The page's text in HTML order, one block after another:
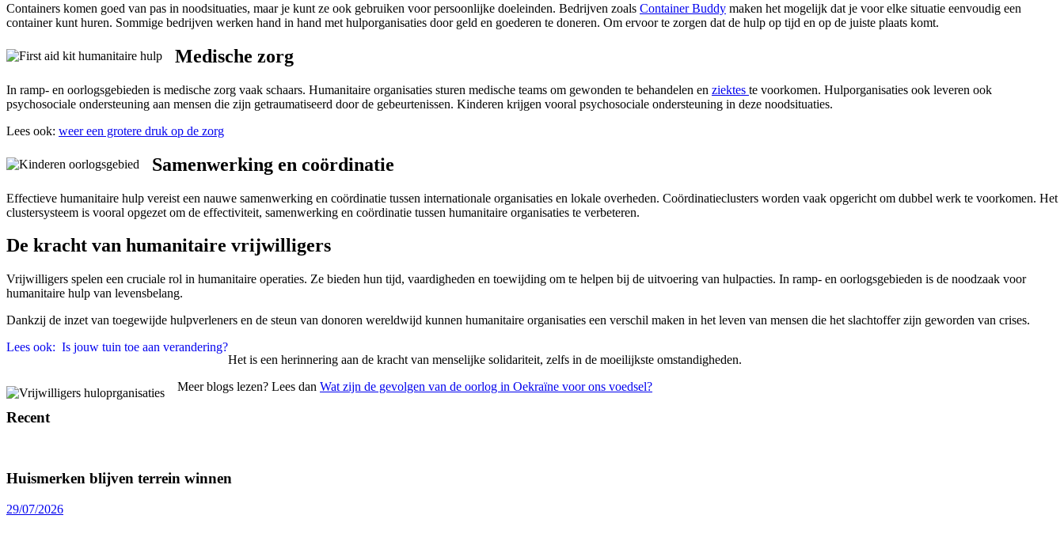
Containers komen goed van pas in noodsituaties, maar je kunt ze ook gebruiken voor persoonlijke doeleinden. Bedrijven zoals Container Buddy maken het mogelijk dat je voor elke situatie eenvoudig een
container kunt huren. Sommige bedrijven werken hand in hand met hulporganisaties door geld en goederen te doneren. Om ervoor te zorgen dat de hulp op tijd en op de juiste plaats komt.
Medische zorg
In ramp- en oorlogsgebieden is medische zorg vaak schaars. Humanitaire organisaties sturen medische teams om gewonden te behandelen en ziektes te voorkomen. Hulporganisaties ook leveren ook
psychosociale ondersteuning aan mensen die zijn getraumatiseerd door de gebeurtenissen. Kinderen krijgen vooral psychosociale ondersteuning in deze noodsituaties.
Lees ook: weer een grotere druk op de zorg
Samenwerking en coördinatie
Effectieve humanitaire hulp vereist een nauwe samenwerking en coördinatie tussen internationale organisaties en lokale overheden. Coördinatieclusters worden vaak opgericht om dubbel werk te voorkomen. Het
clustersysteem is vooral opgezet om de effectiviteit, samenwerking en coördinatie tussen humanitaire organisaties te verbeteren.
De kracht van humanitaire vrijwilligers
Vrijwilligers spelen een cruciale rol in humanitaire operaties. Ze bieden hun tijd, vaardigheden en toewijding om te helpen bij de uitvoering van hulpacties. In ramp- en oorlogsgebieden is de noodzaak voor
humanitaire hulp van levensbelang.
Dankzij de inzet van toegewijde hulpverleners en de steun van donoren wereldwijd kunnen humanitaire organisaties een verschil maken in het leven van mensen die het slachtoffer zijn geworden van crises.
Lees ook: Is jouw tuin toe aan verandering?
Het is een herinnering aan de kracht van menselijke solidariteit, zelfs in de moeilijkste omstandigheden.
Meer blogs lezen? Lees dan Wat zijn de gevolgen van de oorlog in Oekraïne voor ons voedsel?
Recent
Huismerken blijven terrein winnen
29/07/2026